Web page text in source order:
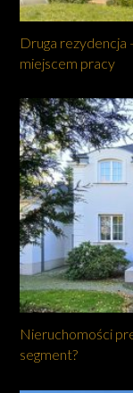
Druga rezydencja
miejscem pracy
Nieruchomości
segment?